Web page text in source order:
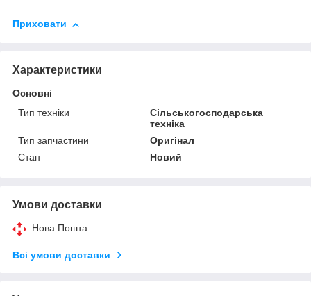
Приховати
Характеристики
Основні
Тип техніки
Сільськогосподарська
техніка
Тип запчастини
Оригінал
Стан
Новий
Умови доставки
Нова Пошта
Всі умови доставки